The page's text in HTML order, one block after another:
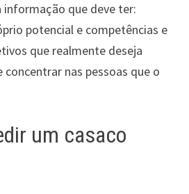
que deve ter:
potencial e competências e
que realmente deseja
concentrar nas pessoas que o
um casaco